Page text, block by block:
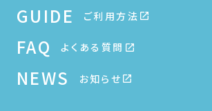
GUIDE ご利用方法
FAQ よくある質問
NEWS お知らせ